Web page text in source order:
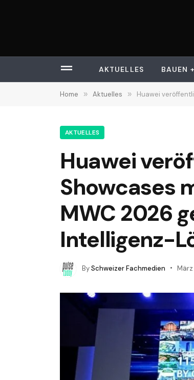
AKTUELLES BAUEN
Home » Aktuelles » Huawei
AKTUELLES
Huawei
Showcases
MWC 2026
Intelligenz-
BySchweizer Fachmedien